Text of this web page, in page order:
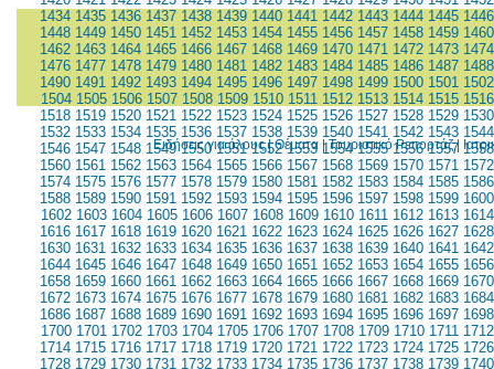
1434 1435 1436 1437 1438 1439 1440 1441 1442 1443 1444 1445 1446
1448 1449 1450 1451 1452 1453 1454 1455 1456 1457 1458 1459 1460
1462 1463 1464 1465 1466 1467 1468 1469 1470 1471 1472 1473 1474
1476 1477 1478 1479 1480 1481 1482 1483 1484 1485 1486 1487 1488
1490 1491 1492 1493 1494 1495 1496 1497 1498 1499 1500 1501 1502
1504 1505 1506 1507 1508 1509 1510 1511 1512 1513 1514 1515 1516
1518 1519 1520 1521 1522 1523 1524 1525 1526 1527 1528 1529 1530
1532 1533 1534 1535 1536 1537 1538 1539 1540 1541 1542 1543 1544
1546 1547 1548 1549 1550 1551 1552 1553 1554 1555 1556 1557 1558
1560 1561 1562 1563 1564 1565 1566 1567 1568 1569 1570 1571 1572
1574 1575 1576 1577 1578 1579 1580 1581 1582 1583 1584 1585 1586
1588 1589 1590 1591 1592 1593 1594 1595 1596 1597 1598 1599 1600
1602 1603 1604 1605 1606 1607 1608 1609 1610 1611 1612 1613 1614
1616 1617 1618 1619 1620 1621 1622 1623 1624 1625 1626 1627 1628
1630 1631 1632 1633 1634 1635 1636 1637 1638 1639 1640 1641 1642
1644 1645 1646 1647 1648 1649 1650 1651 1652 1653 1654 1655 1656
1658 1659 1660 1661 1662 1663 1664 1665 1666 1667 1668 1669 1670
1672 1673 1674 1675 1676 1677 1678 1679 1680 1681 1682 1683 1684
1686 1687 1688 1689 1690 1691 1692 1693 1694 1695 1696 1697 1698
1700 1701 1702 1703 1704 1705 1706 1707 1708 1709 1710 1711 1712
1714 1715 1716 1717 1718 1719 1720 1721 1722 1723 1724 1725 1726
1728 1729 1730 1731 1732 1733 1734 1735 1736 1737 1738 1739 1740
Ειδήσεις για όλους|Θέματα|Τουριστικό Ρεπορτάζ|